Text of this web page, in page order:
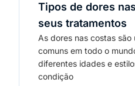
Tipos de dores
seus tratamentos
As dores nas costas
comuns em todo o
diferentes idades e
condição